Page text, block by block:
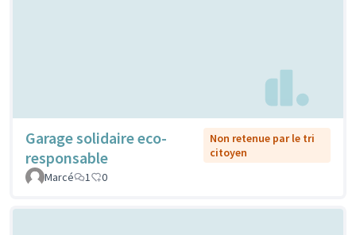
Garage solidaire eco-
responsable
Non retenue par le tri
citoyen
Marcé
1 0